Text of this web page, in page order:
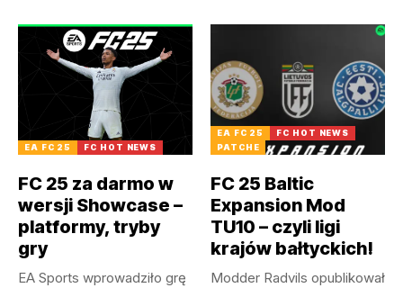
EA FC 25 FC HOT NEWS
FC 25 za darmo w
wersji Showcase –
platformy, tryby
gry
EA Sports wprowadziło grę
EA FC 25
FC HOT NEWS
PATCHE
FC 25 Baltic
Expansion Mod
TU10 – czyli ligi
krajów bałtyckich!
Modder Radvils opublikował